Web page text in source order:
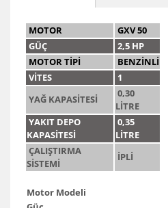
MOTOR
GXV 50
GÜÇ
2,5 HP
MOTOR TİPİ
BENZİNLİ
VİTES
1
YAĞ KAPASİTESİ
0,30
LİTRE
YAKIT DEPO
KAPASİTESİ
0,35
LİTRE
ÇALIŞTIRMA
SİSTEMİ
İPLİ
Motor Modeli